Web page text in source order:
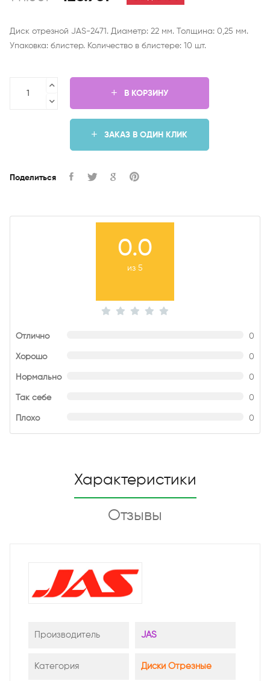
Диск отрезной JAS-2471. Диаметр: 22 мм. Толщина: 0,25 мм.
Упаковка: блистер. Количество в блистере: 10 шт.
В КОРЗИНУ
ЗАКАЗ В ОДИН КЛИК
Поделиться
0.0
из 5
Отлично 0
Хорошо 0
Нормально 0
Так себе 0
Плохо 0
Характеристики
Отзывы
Производитель JAS
Категория Диски Отрезные